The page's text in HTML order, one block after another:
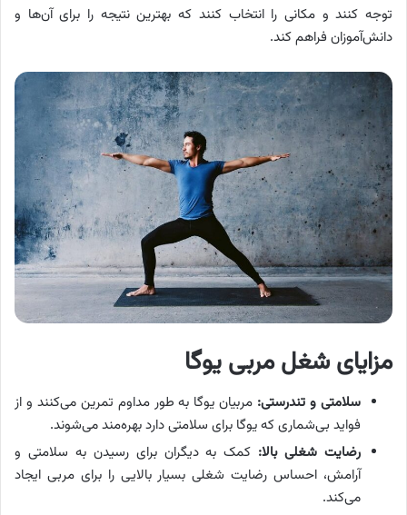
توجه کنند و مکانی را انتخاب کنند که بهترین نتیجه را برای آن‌ها و
دانش‌آموزان فراهم کند.
مزایای شغل مربی یوگا
سلامتی و تندرستی: مربیان یوگا به طور مداوم تمرین می‌کنند و از
فواید بی‌شماری که یوگا برای سلامتی دارد بهره‌مند می‌شوند.
رضایت شغلی بالا: کمک به دیگران برای رسیدن به سلامتی و
آرامش، احساس رضایت شغلی بسیار بالایی را برای مربی ایجاد
می‌کند.